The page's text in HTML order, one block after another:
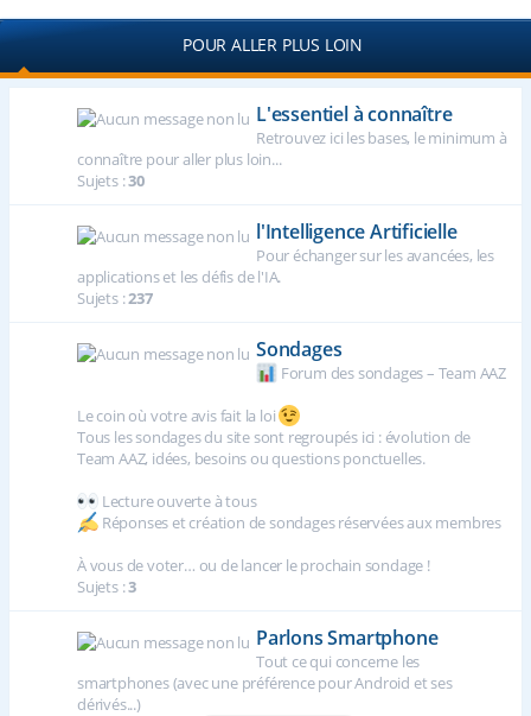
POUR ALLER PLUS LOIN
L'essentiel à connaître
Retrouvez ici les bases, le minimum à
connaître pour aller plus loin...
Sujets :30
l'Intelligence Artificielle
Pour échanger sur les avancées, les
applications et les défis de l'IA.
Sujets :237
Sondages
Forum des sondages – Team AAZ
Le coin où votre avis fait la loi
Tous les sondages du site sont regroupés ici : évolution de
Team AAZ, idées, besoins ou questions ponctuelles.
Lecture ouverte à tous
Réponses et création de sondages réservées aux membres
À vous de voter… ou de lancer le prochain sondage !
Sujets :3
Parlons Smartphone
Tout ce qui concerne les
smartphones (avec une préférence pour Android et ses
dérivés...)